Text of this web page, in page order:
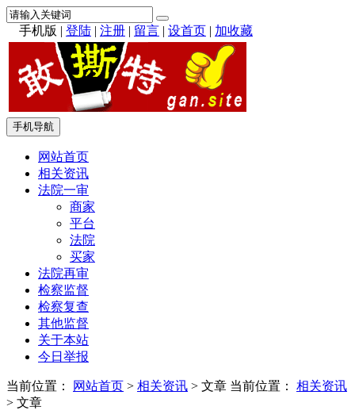
手机版 | 登陆 | 注册 | 留言 | 设首页 | 加收藏
手机导航
网站首页
相关资讯
法院一审
商家
平台
法院
买家
法院再审
检察监督
检察复查
其他监督
关于本站
今日举报
当前位置： 网站首页 > 相关资讯 > 文章 当前位置： 相关资讯
> 文章